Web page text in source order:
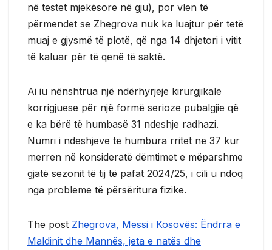
në testet mjekësore në gju), por vlen të
përmendet se Zhegrova nuk ka luajtur për tetë
muaj e gjysmë të plotë, që nga 14 dhjetori i vitit
të kaluar për të qenë të saktë.
Ai iu nënshtrua një ndërhyrjeje kirurgjikale
korrigjuese për një formë serioze pubalgjie që
e ka bërë të humbasë 31 ndeshje radhazi.
Numri i ndeshjeve të humbura rritet në 37 kur
merren në konsideratë dëmtimet e mëparshme
gjatë sezonit të tij të pafat 2024/25, i cili u ndoq
nga probleme të përsëritura fizike.
The post Zhegrova, Messi i Kosovës: Ëndrra e
Maldinit dhe Mannës, jeta e natës dhe